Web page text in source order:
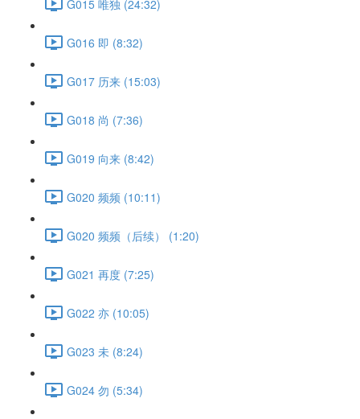
G015 唯独 (24:32)
G016 即 (8:32)
G017 历来 (15:03)
G018 尚 (7:36)
G019 向来 (8:42)
G020 频频 (10:11)
G020 频频（后续） (1:20)
G021 再度 (7:25)
G022 亦 (10:05)
G023 未 (8:24)
G024 勿 (5:34)